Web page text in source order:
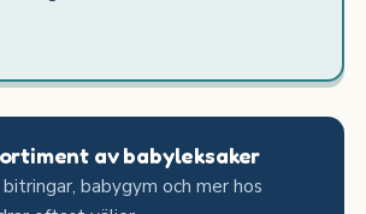
av babyleksaker
babygym och mer hos